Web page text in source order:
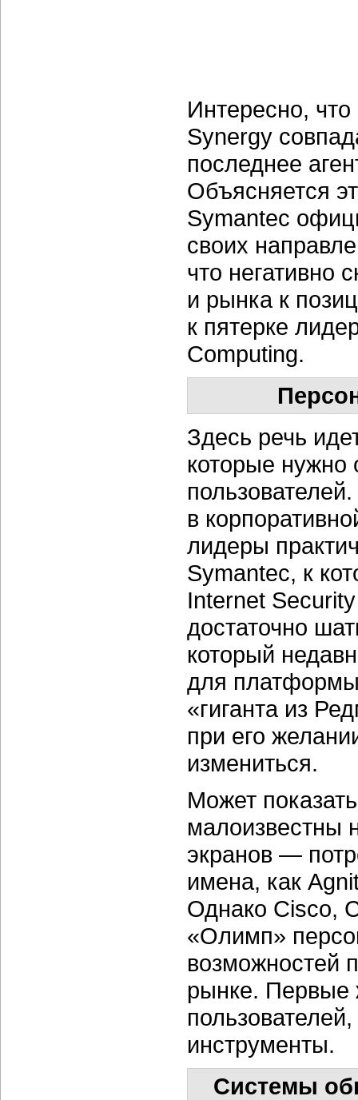
Интересно,
Synergy
последнее
Объясняется
Symantec
своих
что негативно
и рынка к
к пятерке
Computing.
Здесь речь
которые
в
лидеры
Symantec, к
Internet
достаточно
который
для
«гиганта из
при его
измениться.
Может
малоизвестны
экранов —
имена, как
Однако Cisco,
«Олимп»
возможностей
рынке. Первые
инструменты.
Системы